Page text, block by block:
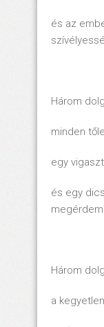
és az
Három
minden
egy
és egy
Három
a